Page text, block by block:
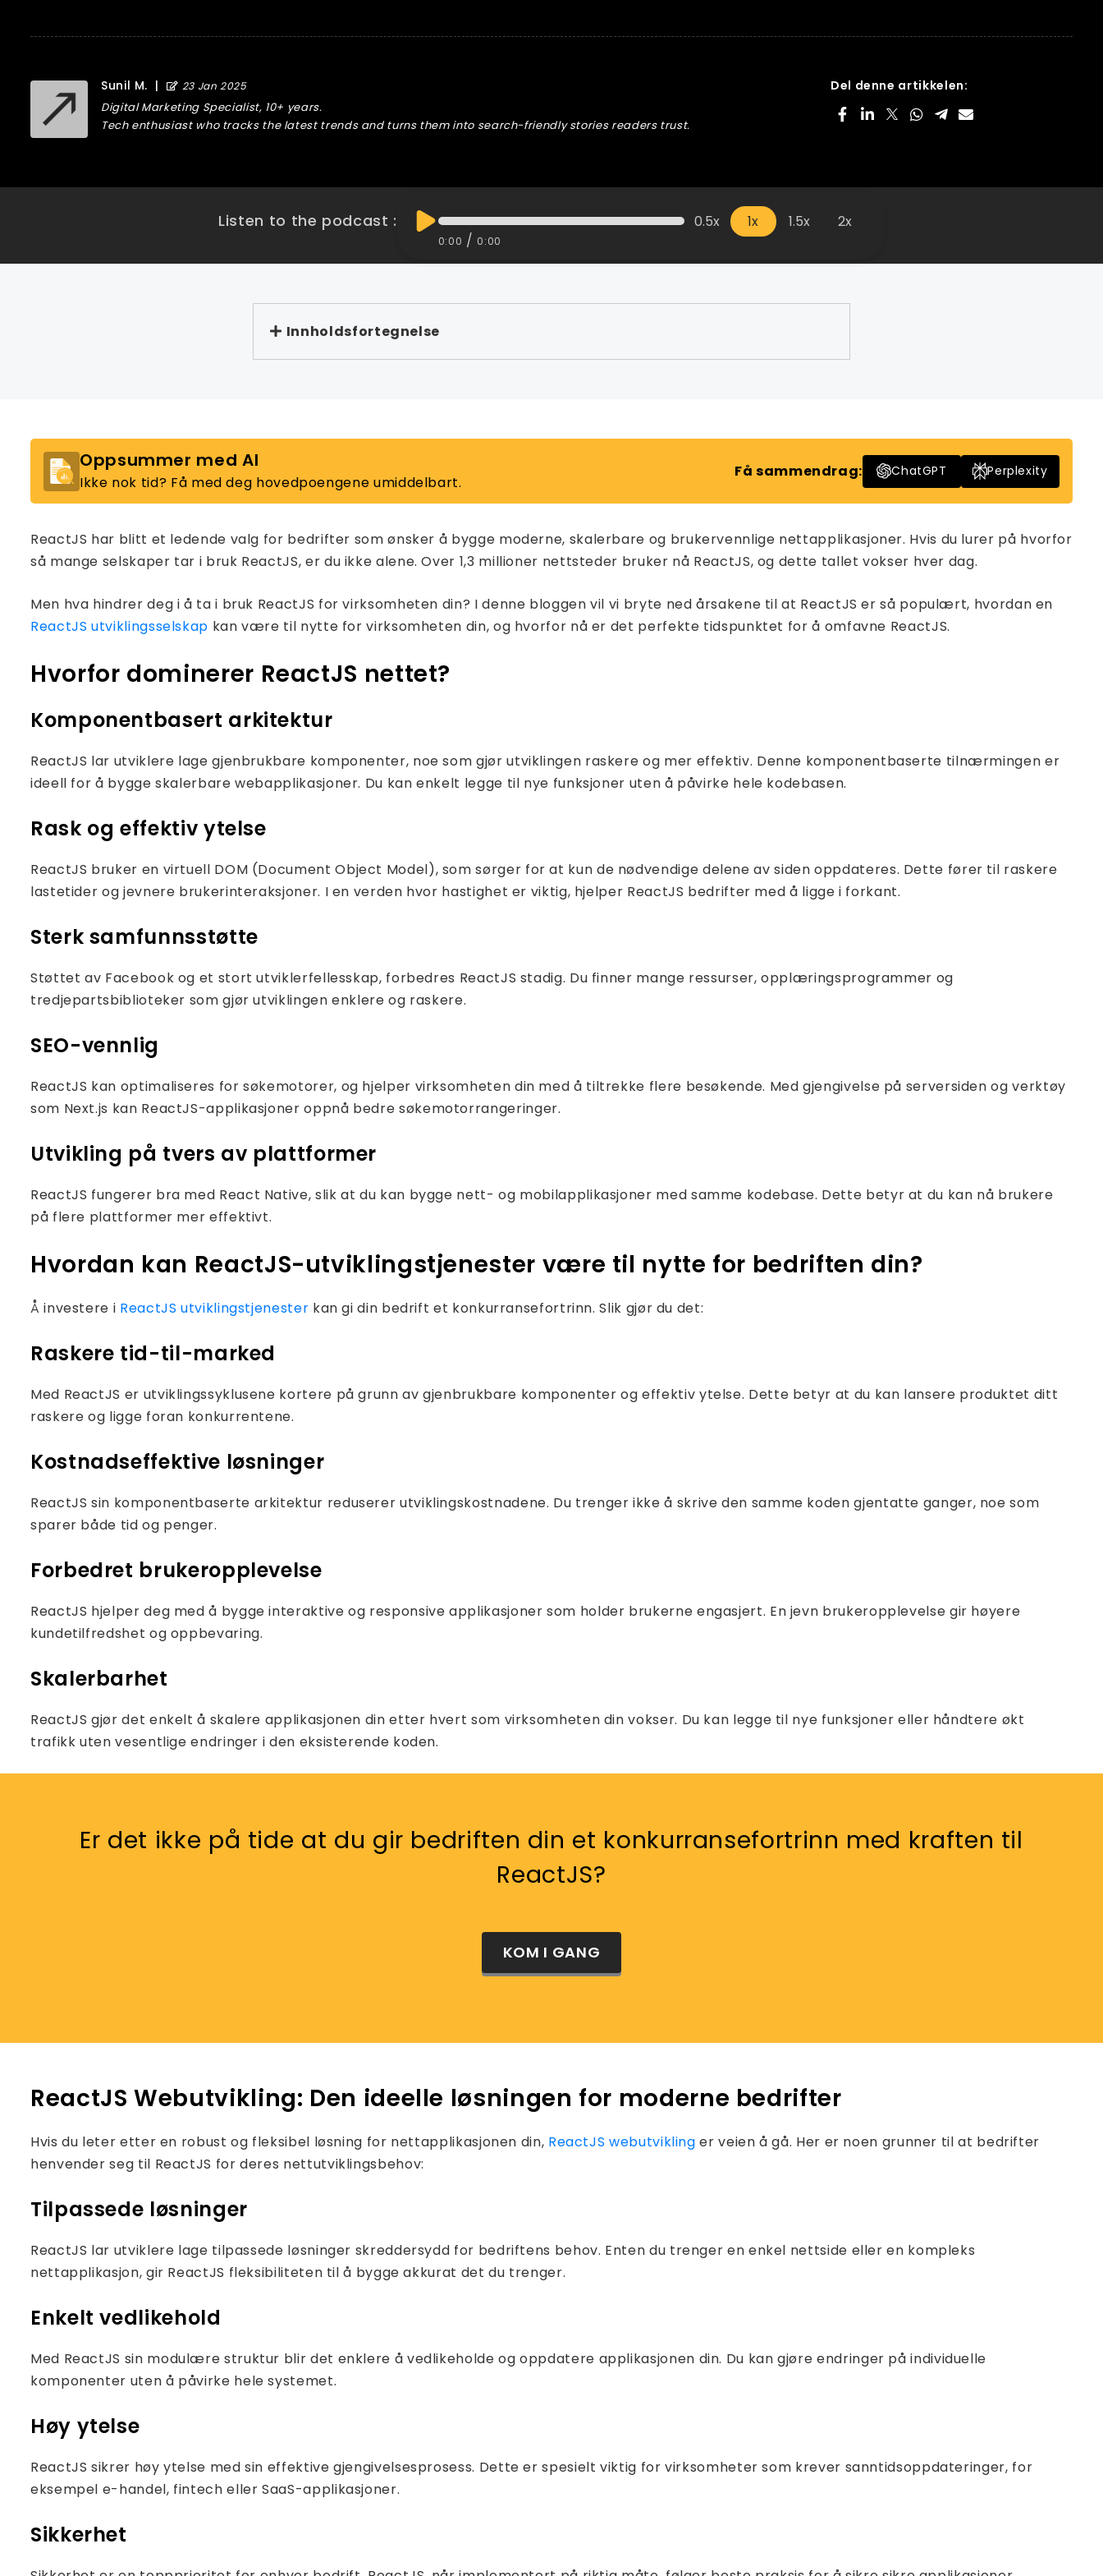
Sunil M. | 23 Jan 2025
Digital Marketing Specialist, 10+ years.
Tech enthusiast who tracks the latest trends and turns them into search-friendly stories readers trust.
Del denne artikkelen:
Listen to the podcast :
0:00 / 0:00
0.5x 1x 1.5x 2x
Podcast
Innholdsfortegnelse
Oppsummer med AI
Ikke nok tid? Få med deg hovedpoengene umiddelbart.
Få sammendrag: ChatGPT Perplexity
ReactJS har blitt et ledende valg for bedrifter som ønsker å bygge moderne, skalerbare og brukervennlige nettapplikasjoner. Hvis du lurer på hvorfor
så mange selskaper tar i bruk ReactJS, er du ikke alene. Over 1,3 millioner nettsteder bruker nå ReactJS, og dette tallet vokser hver dag.
Men hva hindrer deg i å ta i bruk ReactJS for virksomheten din? I denne bloggen vil vi bryte ned årsakene til at ReactJS er så populært, hvordan en
ReactJS utviklingsselskap kan være til nytte for virksomheten din, og hvorfor nå er det perfekte tidspunktet for å omfavne ReactJS.
Hvorfor dominerer ReactJS nettet?
Komponentbasert arkitektur
ReactJS lar utviklere lage gjenbrukbare komponenter, noe som gjør utviklingen raskere og mer effektiv. Denne komponentbaserte tilnærmingen er
ideell for å bygge skalerbare webapplikasjoner. Du kan enkelt legge til nye funksjoner uten å påvirke hele kodebasen.
Rask og effektiv ytelse
ReactJS bruker en virtuell DOM (Document Object Model), som sørger for at kun de nødvendige delene av siden oppdateres. Dette fører til raskere
lastetider og jevnere brukerinteraksjoner. I en verden hvor hastighet er viktig, hjelper ReactJS bedrifter med å ligge i forkant.
Sterk samfunnsstøtte
Støttet av Facebook og et stort utviklerfellesskap, forbedres ReactJS stadig. Du finner mange ressurser, opplæringsprogrammer og
tredjepartsbiblioteker som gjør utviklingen enklere og raskere.
SEO-vennlig
ReactJS kan optimaliseres for søkemotorer, og hjelper virksomheten din med å tiltrekke flere besøkende. Med gjengivelse på serversiden og verktøy
som Next.js kan ReactJS-applikasjoner oppnå bedre søkemotorrangeringer.
Utvikling på tvers av plattformer
ReactJS fungerer bra med React Native, slik at du kan bygge nett- og mobilapplikasjoner med samme kodebase. Dette betyr at du kan nå brukere
på flere plattformer mer effektivt.
Hvordan kan ReactJS-utviklingstjenester være til nytte for bedriften din?
Å investere i ReactJS utviklingstjenester kan gi din bedrift et konkurransefortrinn. Slik gjør du det:
Raskere tid-til-marked
Med ReactJS er utviklingssyklusene kortere på grunn av gjenbrukbare komponenter og effektiv ytelse. Dette betyr at du kan lansere produktet ditt
raskere og ligge foran konkurrentene.
Kostnadseffektive løsninger
ReactJS sin komponentbaserte arkitektur reduserer utviklingskostnadene. Du trenger ikke å skrive den samme koden gjentatte ganger, noe som
sparer både tid og penger.
Forbedret brukeropplevelse
ReactJS hjelper deg med å bygge interaktive og responsive applikasjoner som holder brukerne engasjert. En jevn brukeropplevelse gir høyere
kundetilfredshet og oppbevaring.
Skalerbarhet
ReactJS gjør det enkelt å skalere applikasjonen din etter hvert som virksomheten din vokser. Du kan legge til nye funksjoner eller håndtere økt
trafikk uten vesentlige endringer i den eksisterende koden.
Er det ikke på tide at du gir bedriften din et konkurransefortrinn med kraften til
ReactJS?
KOM I GANG
ReactJS Webutvikling: Den ideelle løsningen for moderne bedrifter
Hvis du leter etter en robust og fleksibel løsning for nettapplikasjonen din, ReactJS webutvikling er veien å gå. Her er noen grunner til at bedrifter
henvender seg til ReactJS for deres nettutviklingsbehov:
Tilpassede løsninger
ReactJS lar utviklere lage tilpassede løsninger skreddersydd for bedriftens behov. Enten du trenger en enkel nettside eller en kompleks
nettapplikasjon, gir ReactJS fleksibiliteten til å bygge akkurat det du trenger.
Enkelt vedlikehold
Med ReactJS sin modulære struktur blir det enklere å vedlikeholde og oppdatere applikasjonen din. Du kan gjøre endringer på individuelle
komponenter uten å påvirke hele systemet.
Høy ytelse
ReactJS sikrer høy ytelse med sin effektive gjengivelsesprosess. Dette er spesielt viktig for virksomheter som krever sanntidsoppdateringer, for
eksempel e-handel, fintech eller SaaS-applikasjoner.
Sikkerhet